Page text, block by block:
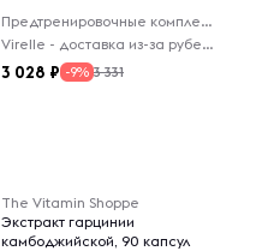
Предтренировочные комплексы
Virelle - доставка из-за рубежа
3 028 -9% 3 331
The Vitamin Shoppe
Экстракт гарцинии
камбоджийской, 90 капсул